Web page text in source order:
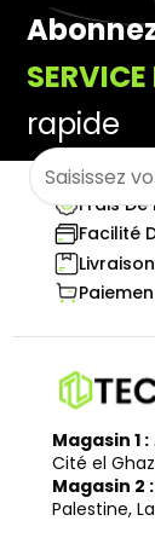
rapide
Frais
Facilité
Magasin 1 :
Cité el
Magasin 2 :
Palestine,